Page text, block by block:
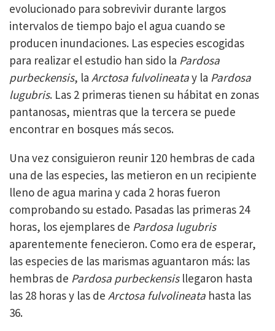
evolucionado para sobrevivir durante largos
intervalos de tiempo bajo el agua cuando se
producen inundaciones. Las especies escogidas
para realizar el estudio han sido la Pardosa
purbeckensis, la Arctosa fulvolineatay la Pardosa
lugubris. Las 2 primeras tienen su hábitat en zonas
pantanosas, mientras que la tercera se puede
encontrar en bosques más secos.
Una vez consiguieron reunir 120 hembras de cada
una de las especies, las metieron en un recipiente
lleno de agua marina y cada 2 horas fueron
comprobando su estado. Pasadas las primeras 24
horas, los ejemplares de Pardosa lugubris
aparentemente fenecieron. Como era de esperar,
las especies de las marismas aguantaron más: las
hembras de Pardosa purbeckensisllegaron hasta
las 28 horas y las de Arctosa fulvolineata hasta las
36.